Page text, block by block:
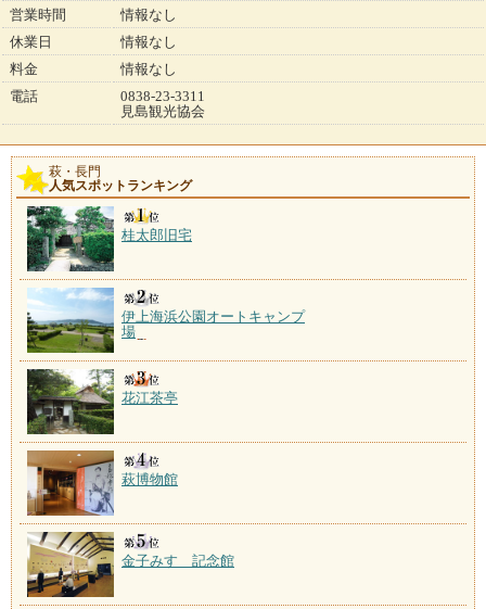
営業時間
情報なし
休業日
情報なし
料金
情報なし
電話
0838-23-3311
見島観光協会
萩・長門
人気スポットランキング
桂太郎旧宅
伊上海浜公園オートキャンプ
場
花江茶亭
萩博物館
金子みすゞ記念館